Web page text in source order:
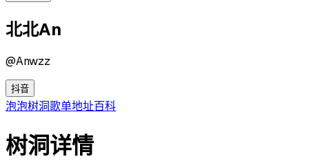
北北An
@Anwzz
抖音
泡泡树洞歌单地址百科
树洞详情